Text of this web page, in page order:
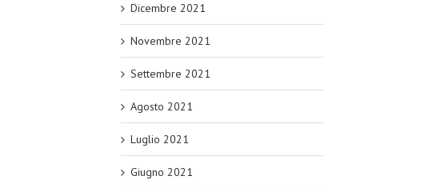
Dicembre 2021
Novembre 2021
Settembre 2021
Agosto 2021
Luglio 2021
Giugno 2021